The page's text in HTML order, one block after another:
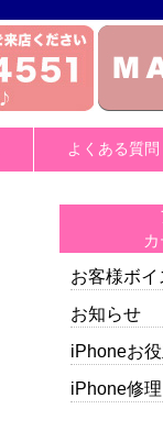
よくある質問
お客様ボイ
お知らせ
iPhoneお
iPhone修